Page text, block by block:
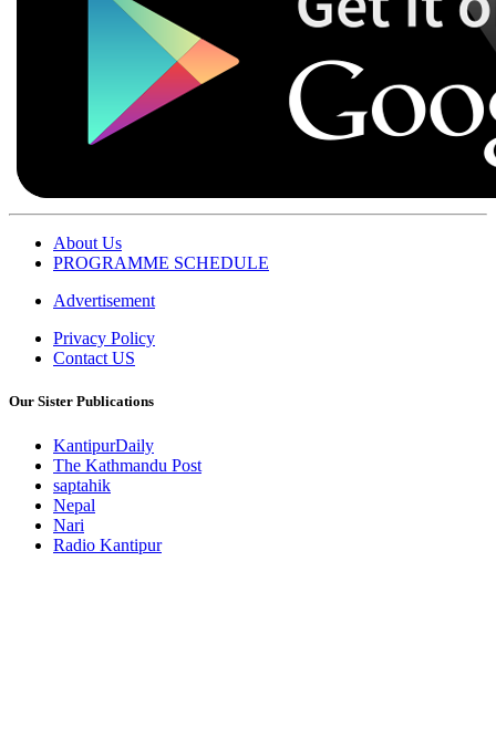
About Us
PROGRAMME SCHEDULE
Advertisement
Privacy Policy
Contact US
Our Sister Publications
KantipurDaily
The Kathmandu Post
saptahik
Nepal
Nari
Radio Kantipur